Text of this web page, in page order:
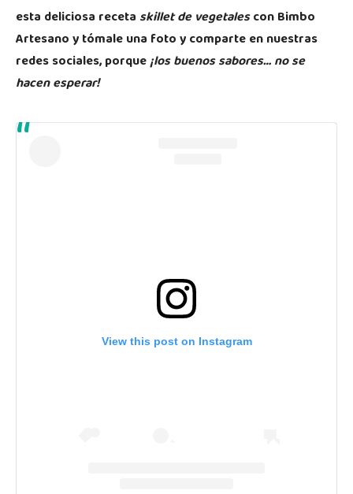
esta deliciosa receta skillet de vegetalescon Bimbo
Artesano y tómale una foto y comparte en nuestras
redes sociales, porque¡los buenos sabores… no se
hacen esperar!
View this post on Instagram